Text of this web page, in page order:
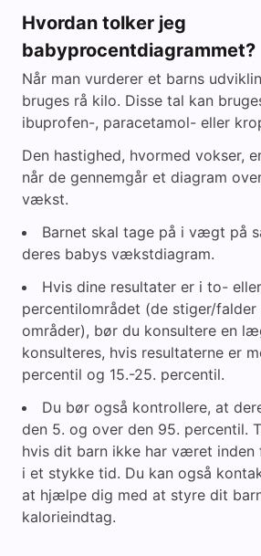
Hvordan tolker jeg
babyprocentdiagrammet?
Når man vurderer et barns
bruges rå kilo. Disse tal kan
ibuprofen-, paracetamol- eller
Den hastighed, hvormed vokser,
når de gennemgår et diagram
vækst.
Barnet skal tage på i vægt på
deres babys vækstdiagram.
Hvis dine resultater er i to-
percentilområdet (de stiger/
områder), bør du konsultere en
konsulteres, hvis resultaterne er
percentil og 15.-25. percentil.
Du bør også kontrollere, at
den 5. og over den 95. percentil.
hvis dit barn ikke har været inden
i et stykke tid. Du kan også
at hjælpe dig med at styre dit
kalorieindtag.